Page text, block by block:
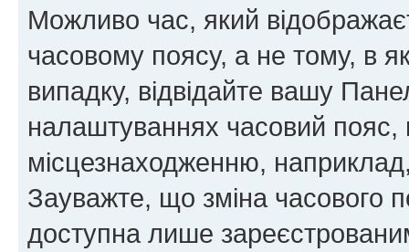
Можливо час, який
часовому поясу, а не тому, в
випадку, відвідайте вашу
налаштуваннях часовий пояс,
місцезнаходженню,
Зауважте, що зміна часового
доступна лише